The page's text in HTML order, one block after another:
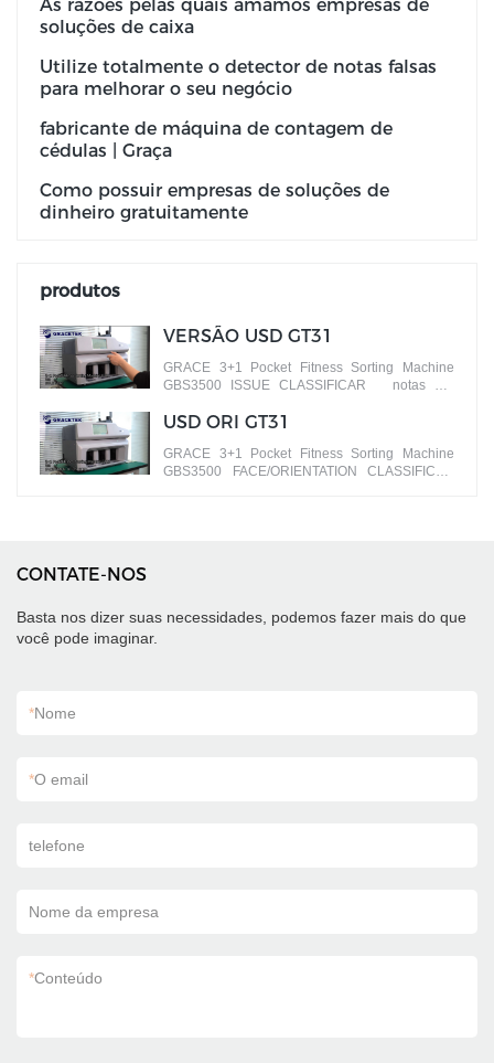
As razões pelas quais amamos empresas de
soluções de caixa
Utilize totalmente o detector de notas falsas
para melhorar o seu negócio
fabricante de máquina de contagem de
cédulas | Graça
Como possuir empresas de soluções de
dinheiro gratuitamente
produtos
VERSÃO USD GT31
GRACE 3+1 Pocket Fitness Sorting Machine
GBS3500 ISSUE CLASSIFICAR notas por
USD ORI GT31
GRACE 3+1 Pocket Fitness Sorting Machine
GBS3500 FACE/ORIENTATION CLASSIFICAR
CONTATE-NOS
Basta nos dizer suas necessidades, podemos fazer mais do que
você pode imaginar.
*Nome
*O email
telefone
Nome da empresa
*Conteúdo